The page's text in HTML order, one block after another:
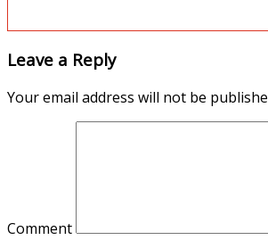
Leave a Reply
Your email address will not be
Comment